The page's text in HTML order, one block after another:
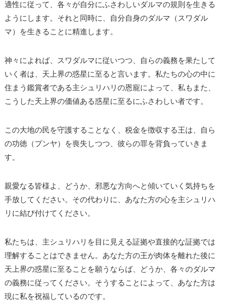
適性に従って、各々が自分にふさわしいダルマの規則を生きる
ようにします。それと同時に、自分自身のダルマ（スワダル
マ）を生きることに精進します。
神々によれば、スワダルマに従いつつ、自らの義務を果たして
いく者は、天上界の惑星に至ると言います。私たちの心の中に
住まう鑑賞者である主シュリハリの恩寵によって、私もまた、
こうした天上界の価値ある惑星に至るにふさわしい者です。
この大地の民を守護することなく、税金を徴収する王は、自ら
の功徳（プンヤ）を喪失しつつ、彼らの罪を背負っていきま
す。
親愛なる皆様よ、どうか、邪悪な方向へと傾いていく気持ちを
手放してください。その代わりに、あなた方の心を主シュリハ
リに結び付けてください。
私たちは、主シュリハリを目に見える証拠や直接的な証拠では
理解することはできません。あなた方の王が肉体を離れた後に
天上界の惑星に至ることを願うならば、どうか、各々のダルマ
の義務に従ってください。そうすることによって、あなた方は
現に私を祝福しているのです。